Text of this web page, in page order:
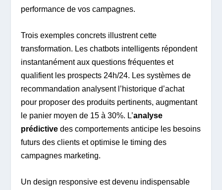
performance de vos campagnes.
Trois exemples concrets illustrent cette
transformation. Les chatbots intelligents répondent
instantanément aux questions fréquentes et
qualifient les prospects 24h/24. Les systèmes de
recommandation analysent l’historique d’achat
pour proposer des produits pertinents, augmentant
le panier moyen de 15 à 30%. L’analyse
prédictive des comportements anticipe les besoins
futurs des clients et optimise le timing des
campagnes marketing.
Un design responsive est devenu indispensable